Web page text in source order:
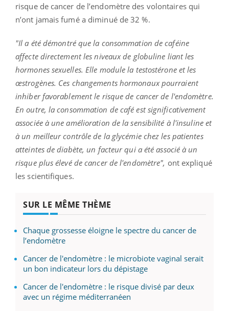
risque de cancer de l’endomètre des volontaires qui
n’ont jamais fumé a diminué de 32 %.
"Il a été démontré que la consommation de caféine
affecte directement les niveaux de globuline liant les
hormones sexuelles. Elle module la testostérone et les
œstrogènes. Ces changements hormonaux pourraient
inhiber favorablement le risque de cancer de l'endomètre.
En outre, la consommation de café est significativement
associée à une amélioration de la sensibilité à l'insuline et
à un meilleur contrôle de la glycémie chez les patientes
atteintes de diabète, un facteur qui a été associé à un
risque plus élevé de cancer de l'endomètre", ont expliqué
les scientifiques.
SUR LE MÊME THÈME
Chaque grossesse éloigne le spectre du cancer de
l’endomètre
Cancer de l'endomètre : le microbiote vaginal serait
un bon indicateur lors du dépistage
Cancer de l'endomètre : le risque divisé par deux
avec un régime méditerranéen